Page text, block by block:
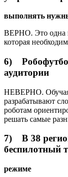
выполнять
ВЕРНО. Это одна
которая
6)
аудитории
НЕВЕРНО. Обучая
разрабатывают
роботам
решать самые
7) В 38
беспилотный
режиме